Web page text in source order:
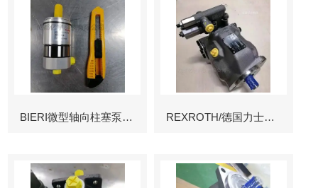
BIERI微型轴向柱塞泵AKP REXROTH/德国力士乐叶片泵